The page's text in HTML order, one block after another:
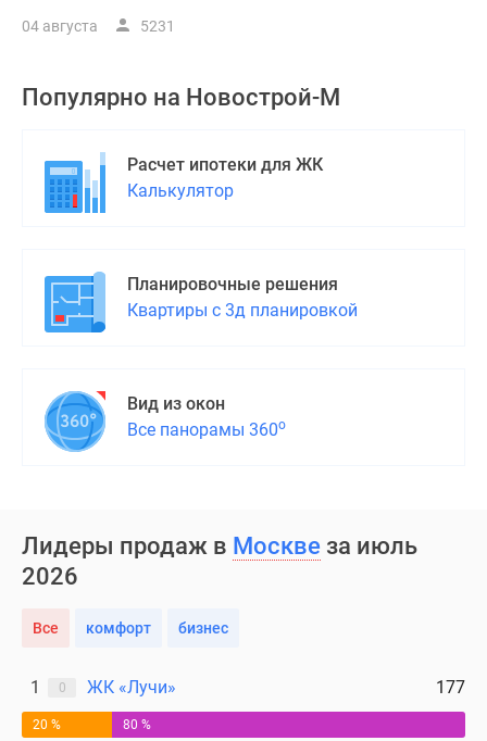
04 августа 5231
Популярно на Новострой-М
Расчет ипотеки для ЖК
Калькулятор
Планировочные решения
Квартиры с 3д планировкой
Вид из окон
Все панорамы 360о
Лидеры продаж в Москве за июль
2026
Все комфорт бизнес
1 0 ЖК «Лучи» 177
20 % 80 %